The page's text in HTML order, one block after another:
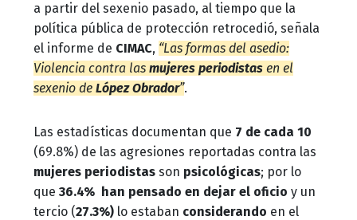
a partir del sexenio pasado, al tiempo que la
política pública de protección retrocedió, señala
el informe de CIMAC, “Las formas del asedio:
Violencia contra las mujeres periodistas en el
sexenio de López Obrador”.
Las estadísticas documentan que 7 de cada 10
(69.8%) de las agresiones reportadas contra las
mujeres periodistas son psicológicas; por lo
que 36.4% han pensado en dejar el oficio y un
tercio (27.3%) lo estaban considerando en el